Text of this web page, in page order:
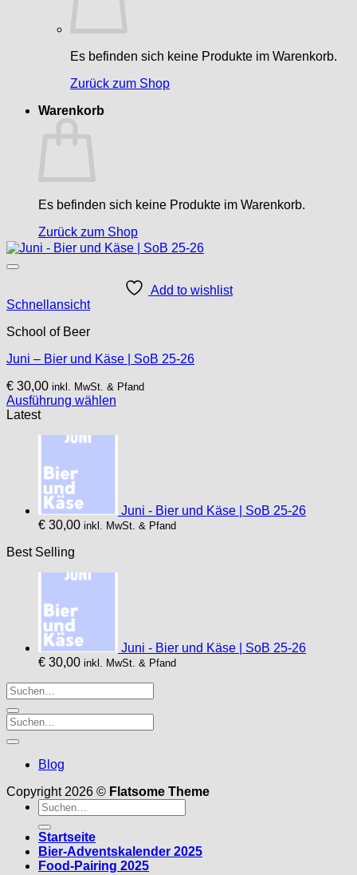
Es befinden sich keine Produkte im Warenkorb.
Zurück zum Shop
Warenkorb
Es befinden sich keine Produkte im Warenkorb.
Zurück zum Shop
Add to wishlist
Schnellansicht
School of Beer
Juni – Bier und Käse | SoB 25-26
€ 30,00 inkl. MwSt. & Pfand
Ausführung wählen
Dieses
Varianten
Optionen
können
auf
der
Produktseite
werden
Latest
Juni - Bier und Käse | SoB 25-26
€ 30,00 inkl. MwSt. & Pfand
Best Selling
Juni - Bier und Käse | SoB 25-26
€ 30,00 inkl. MwSt. & Pfand
Blog
Copyright 2026 © Flatsome Theme
Suche
nach:
Startseite
Bier-Adventskalender 2025
Food-Pairing 2025